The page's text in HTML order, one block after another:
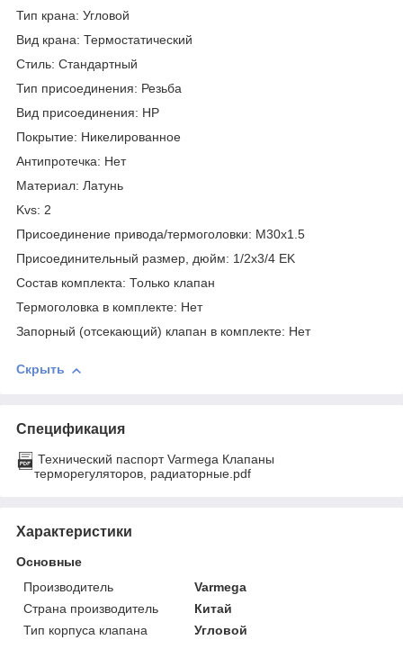
Тип крана: Угловой
Вид крана: Термостатический
Стиль: Стандартный
Тип присоединения: Резьба
Вид присоединения: НР
Покрытие: Никелированное
Антипротечка: Нет
Материал: Латунь
Kvs: 2
Присоединение привода/термоголовки: M30x1.5
Присоединительный размер, дюйм: 1/2x3/4 EK
Состав комплекта: Только клапан
Термоголовка в комплекте: Нет
Запорный (отсекающий) клапан в комплекте: Нет
Скрыть
Спецификация
Технический паспорт Varmega Клапаны
терморегуляторов, радиаторные.pdf
Характеристики
Основные
Производитель
Varmega
Страна производитель
Китай
Тип корпуса клапана
Угловой